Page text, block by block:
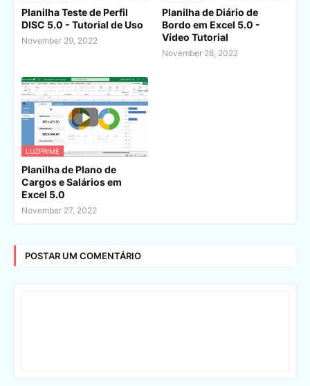
Planilha Teste de Perfil
DISC 5.0 - Tutorial de Uso
November 29, 2022
Planilha de Diário de
Bordo em Excel 5.0 -
Vídeo Tutorial
November 28, 2022
LUZPRIME
Planilha de Plano de
Cargos e Salários em
Excel 5.0
November 27, 2022
POSTAR UM COMENTÁRIO